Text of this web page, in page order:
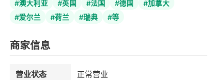
#澳大利亚
#英国 #法国 #德国
#加拿大
#爱尔兰
#荷兰 #瑞典 #等
商家信息
营业状态
正常营业